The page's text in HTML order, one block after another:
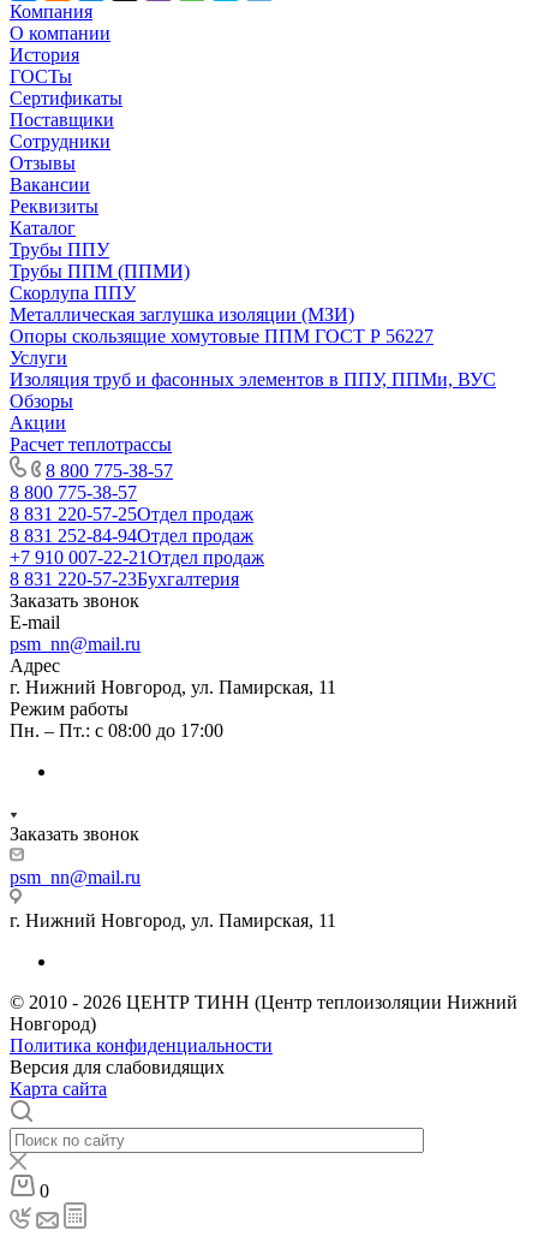
Компания
О компании
История
ГОСТы
Сертификаты
Поставщики
Сотрудники
Отзывы
Вакансии
Реквизиты
Каталог
Трубы ППУ
Трубы ППМ (ППМИ)
Скорлупа ППУ
Металлическая заглушка изоляции (МЗИ)
Опоры скользящие хомутовые ППМ ГОСТ Р 56227
Услуги
Изоляция труб и фасонных элементов в ППУ, ППМи, ВУС
Обзоры
Акции
Расчет теплотрассы
8 800 775-38-57
8 800 775-38-57
8 831 220-57-25Отдел продаж
8 831 252-84-94Отдел продаж
+7 910 007-22-21Отдел продаж
8 831 220-57-23Бухгалтерия
Заказать звонок
E-mail
psm_nn@mail.ru
Адрес
г. Нижний Новгород, ул. Памирская, 11
Режим работы
Пн. – Пт.: с 08:00 до 17:00
Заказать звонок
psm_nn@mail.ru
г. Нижний Новгород, ул. Памирская, 11
© 2010 - 2026 ЦЕНТР ТИНН (Центр теплоизоляции Нижний
Новгород)
Политика конфиденциальности
Версия для слабовидящих
Карта сайта
0